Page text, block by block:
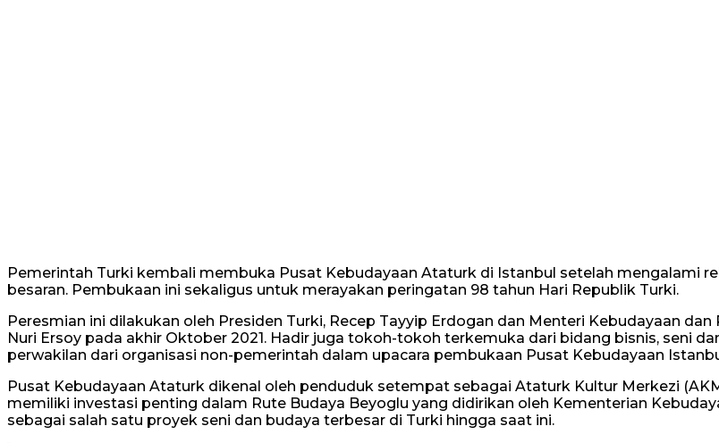
Pemerintah Turki kembali membuka Pusat Kebudayaan Ataturk di Istanbul setelah mengalami
besaran. Pembukaan ini sekaligus untuk merayakan peringatan 98 tahun Hari Republik Turki.
Peresmian ini dilakukan oleh Presiden Turki, Recep Tayyip Erdogan dan Menteri Kebudayaan
Nuri Ersoy pada akhir Oktober 2021. Hadir juga tokoh-tokoh terkemuka dari bidang bisnis, seni
perwakilan dari organisasi non-pemerintah dalam upacara pembukaan Pusat Kebudayaan
Pusat Kebudayaan Ataturk dikenal oleh penduduk setempat sebagai Ataturk Kultur Merkezi
memiliki investasi penting dalam Rute Budaya Beyoglu yang didirikan oleh Kementerian
sebagai salah satu proyek seni dan budaya terbesar di Turki hingga saat ini.